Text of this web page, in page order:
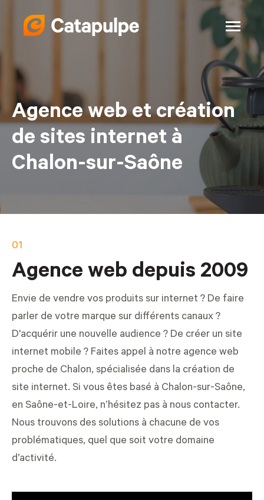
Agence web et création
de sites internet à
Chalon-sur-Saône
01
Agence web depuis 2009
Envie de vendre vos produits sur internet ? De faire
parler de votre marque sur différents canaux ?
D'acquérir une nouvelle audience ? De créer un site
internet mobile ? Faites appel à notre agence web
proche de Chalon, spécialisée dans la création de
site internet. Si vous êtes basé à Chalon-sur-Saône,
en Saône-et-Loire, n’hésitez pas à nous contacter.
Nous trouvons des solutions à chacune de vos
problématiques, quel que soit votre domaine
d’activité.